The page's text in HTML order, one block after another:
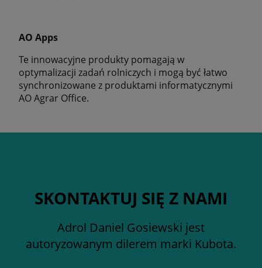
AO Apps
Te innowacyjne produkty pomagają w
optymalizacji zadań rolniczych i mogą być łatwo
synchronizowane z produktami informatycznymi
AO Agrar Office.
SKONTAKTUJ SIĘ Z NAMI
Adrol Daniel Gosiewski jest
autoryzowanym dilerem marki Kubota.